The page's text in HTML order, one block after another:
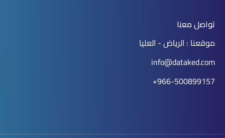
تواصل معنا
موقعنا : الرياض - العليا
info@dataked.com
966-500899157+